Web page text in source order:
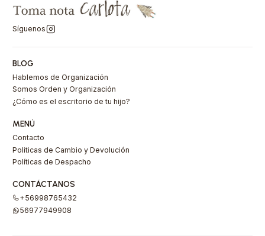
Síguenos
BLOG
Hablemos de Organización
Somos Orden y Organización
¿Cómo es el escritorio de tu hijo?
MENÚ
Contacto
Politicas de Cambio y Devolución
Políticas de Despacho
CONTÁCTANOS
+56998765432
56977949908